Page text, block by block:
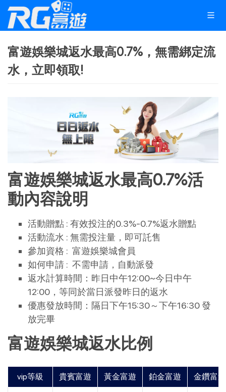
富遊娛樂城返水最高0.7%，無需綁定流
水，立即領取!
富遊娛樂城返水最高0.7%活
動內容說明
活動贈點 : 有效投注的0.3%-0.7%返水贈點
活動流水 : 無需投注量，即可託售
參加資格 : 富遊娛樂城會員
如何申請 : 不需申請，自動派發
返水計算時間：昨日中午12:00~今日中午
12:00，等同於當日派發昨日的返水
優惠發放時間：隔日下午15:30～下午16:30 發
放完畢
富遊娛樂城返水比例
vip等級 貴賓富遊 黃金富遊 鉑金富遊 金鑽富遊